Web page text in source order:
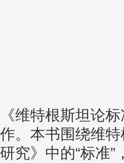
《维特根斯坦论
作。本书围绕维
研究》中的“标准